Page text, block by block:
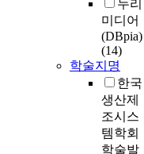
누리
미디어
(DBpia)
(14)
학술지명
한국
생산제
조시스
템학회
학술발